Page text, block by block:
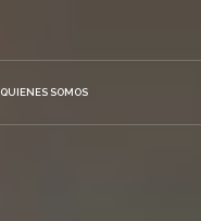
QUIENES SOMOS